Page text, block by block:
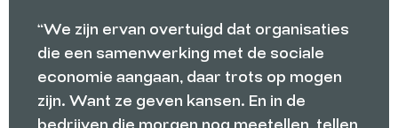
“We zijn ervan overtuigd dat organisaties
die een samenwerking met de sociale
economie aangaan, daar trots op mogen
zijn. Want ze geven kansen. En in de